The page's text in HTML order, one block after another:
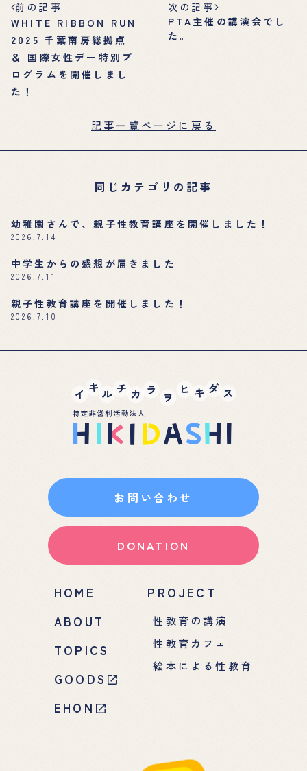
前の記事
WHITE RIBBON RUN
2025 千葉南房総拠点
＆ 国際女性デー特別プ
ログラムを開催しまし
た！
次の記事
PTA主催の講演会でし
た。
記事一覧ページに戻る
同じカテゴリの記事
幼稚園さんで、親子性教育講座を開催しました！
2026.7.14
中学生からの感想が届きました
2026.7.11
親子性教育講座を開催しました！
2026.7.10
お問い合わせ
DONATION
HOME
ABOUT
TOPICS
GOODS
EHON
PROJECT
性教育の講演
性教育カフェ
絵本による性教育